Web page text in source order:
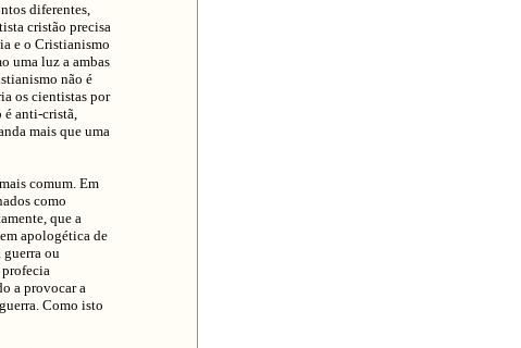
diferentes,
cristão precisa
e o Cristianismo
uma luz a ambas
não é
os cientistas por
é anti-cristã,
mais que uma
comum. Em
como
que a
apologética de
guerra ou
a provocar a
Como isto